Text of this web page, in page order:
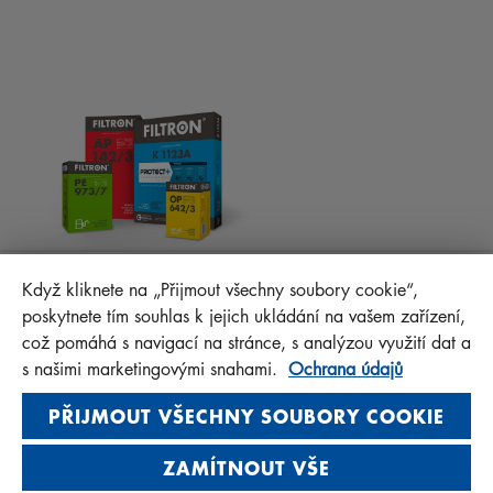
FAQ
MANN+HUMMEL FT Poland
Sp. z o. o. Sp. k.
ul. Wrocławska 145, 63-800 GOSTYŃ, POLAND
Privacy Statement
Imprint
Když kliknete na „Přijmout všechny soubory cookie“,
poskytnete tím souhlas k jejich ukládání na vašem zařízení,
což pomáhá s navigací na stránce, s analýzou využití dat a
s našimi marketingovými snahami. Ochrana údajů
PŘIJMOUT VŠECHNY SOUBORY COOKIE
ZAMÍTNOUT VŠE